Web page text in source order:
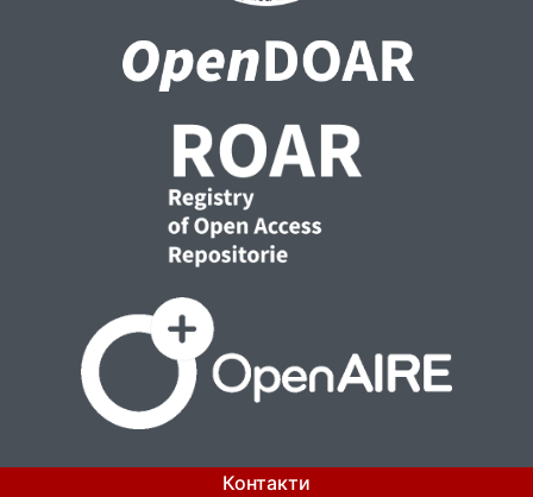
Контакти